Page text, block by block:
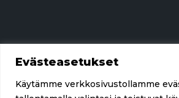
Evästeasetukset
Käytämme verkkosivustollamme